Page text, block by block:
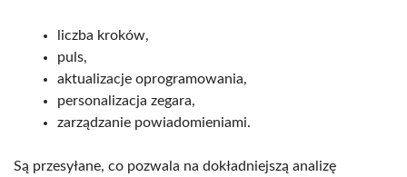
liczba kroków,
puls,
aktualizacje oprogramowania,
personalizacja zegara,
zarządzanie powiadomieniami.
Są przesyłane, co pozwala na dokładniejszą analizę